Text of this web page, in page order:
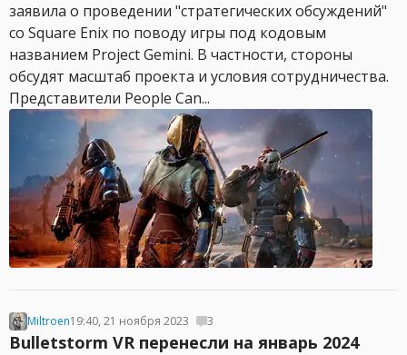
заявила о проведении "стратегических обсуждений"
со Square Enix по поводу игры под кодовым
названием Project Gemini. В частности, стороны
обсудят масштаб проекта и условия сотрудничества.
Представители People Can...
Miltroen19:40, 21 ноября 2023 3
Bulletstorm VR перенесли на январь 2024